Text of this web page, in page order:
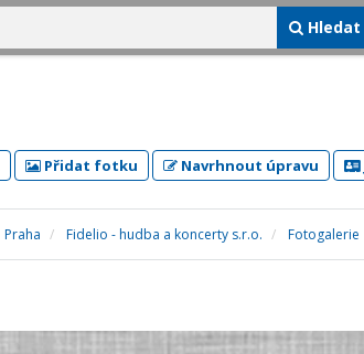
Hledat
Přidat fotku Navrhnout úpravu
Praha Fidelio - hudba a koncerty s.r.o. Fotogalerie